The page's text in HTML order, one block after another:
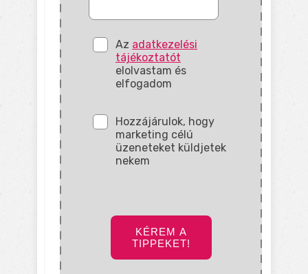
Az adatkezelési
tájékoztatót
elolvastam és
elfogadom
Hozzájárulok, hogy
marketing célú
üzeneteket küldjetek
nekem
KÉREM A
TIPPEKET!